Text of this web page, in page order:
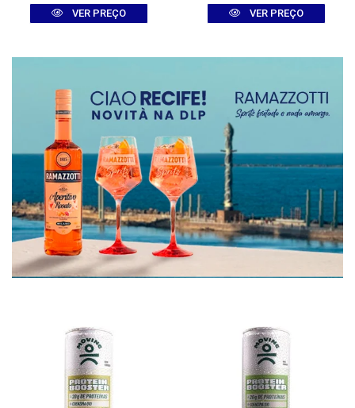
VER PREÇO VER PREÇO